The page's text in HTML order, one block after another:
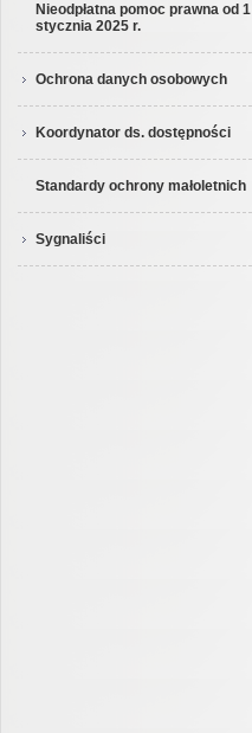
Nieodpłatna pomoc prawna od 1
stycznia 2025 r.
Ochrona danych osobowych
Koordynator ds. dostępności
Standardy ochrony małoletnich
Sygnaliści